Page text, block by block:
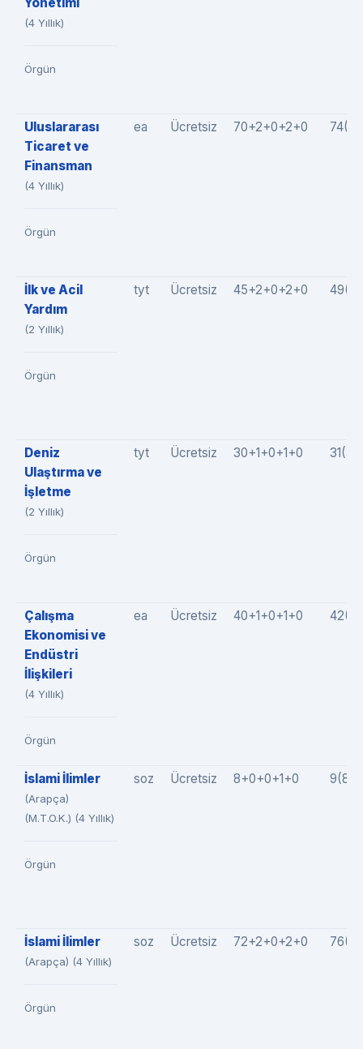
(4 Yıllık)
Örgün
Uluslararası
Ticaret ve
Finansman
(4 Yıllık)
Örgün
ea Ücretsiz 70+2+0+2+0
İlk ve Acil
Yardım
(2 Yıllık)
Örgün
tyt Ücretsiz 45+2+0+2+0
Deniz
Ulaştırma ve
İşletme
(2 Yıllık)
Örgün
tyt Ücretsiz 30+1+0+1+0
Çalışma
Ekonomisi ve
Endüstri
İlişkileri
(4 Yıllık)
Örgün
ea Ücretsiz 40+1+0+1+0
İslami İlimler
(Arapça)
(M.T.O.K.) (4 Yıllık)
Örgün
soz Ücretsiz 8+0+0+1+0
İslami İlimler
(Arapça) (4 Yıllık)
Örgün
soz Ücretsiz 72+2+0+2+0